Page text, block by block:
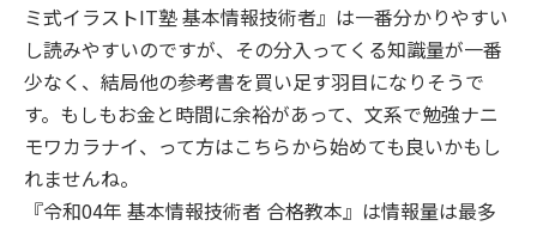
ミ式イラストIT塾 基本情報技術者』は一番分かりやすい
し読みやすいのですが、その分入ってくる知識量が一番
少なく、結局他の参考書を買い足す羽目になりそうで
す。もしもお金と時間に余裕があって、文系で勉強ナニ
モワカラナイ、って方はこちらから始めても良いかもし
れませんね。
『令和04年 基本情報技術者 合格教本』は情報量は最多